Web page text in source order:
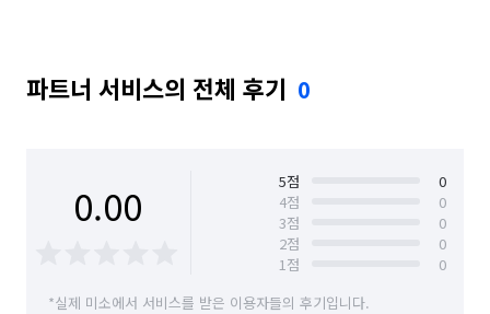
파트너 서비스의 전체 후기 0
0.00 5점
0
4점
0
3점
0
2점
0
1점
0
*실제 미소에서 서비스를 받은 이용자들의 후기입니다.